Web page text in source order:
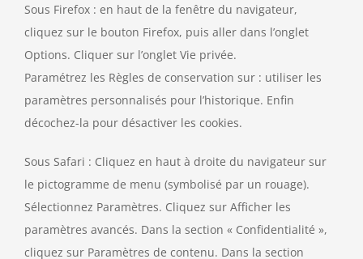
Sous Firefox : en haut de la fenêtre du navigateur,
cliquez sur le bouton Firefox, puis aller dans l’onglet
Options. Cliquer sur l’onglet Vie privée.
Paramétrez les Règles de conservation sur : utiliser les
paramètres personnalisés pour l’historique. Enfin
décochez-la pour désactiver les cookies.
Sous Safari : Cliquez en haut à droite du navigateur sur
le pictogramme de menu (symbolisé par un rouage).
Sélectionnez Paramètres. Cliquez sur Afficher les
paramètres avancés. Dans la section « Confidentialité »,
cliquez sur Paramètres de contenu. Dans la section